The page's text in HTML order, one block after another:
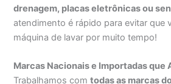
drenagem, placas eletrônicas ou
atendimento é rápido para evitar que
máquina de lavar por muito tempo!
Marcas Nacionais e Importadas que
Trabalhamos comtodas as marcas